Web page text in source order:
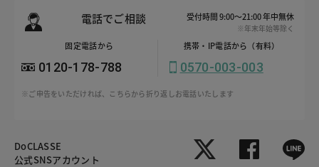
電話でご相談 受付時間 9:00～21:00 年中無休
※年末年始等除く
固定電話から
0120-178-788
携帯・IP電話から（有料）
0570-003-003
※ご申告をいただければ、こちらから折り返しお電話いたします
DoCLASSE
公式SNSアカウント